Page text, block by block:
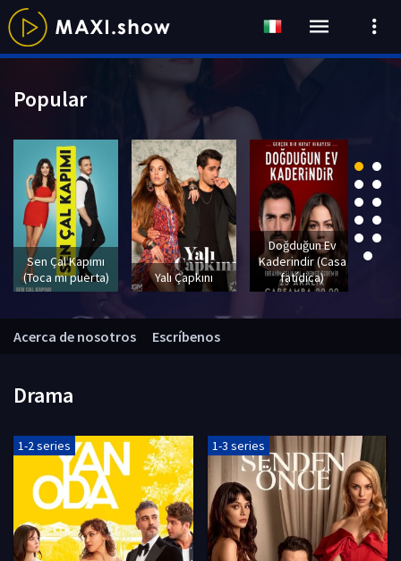
Drama
1-2 series 1-3 series
Acerca de nosotros Escríbenos
Popular
Sen Çal Kapımı
(Toca mi puerta)
Yalı Çapkını
Doğduğun Ev
Kaderindir (Casa
fatídica)